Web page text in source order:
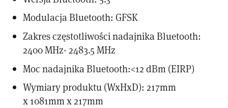
Modulacja Bluetooth: GFSK
Zakres częstotliwości nadajnika Bluetooth:
2400 MHz- 2483.5 MHz
Moc nadajnika Bluetooth:<12 dBm (EIRP)
Wymiary produktu (WxHxD): 217mm
x 1081mm x 217mm